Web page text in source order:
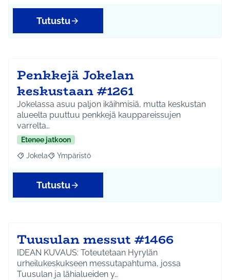
Tutustu
Penkkejä Jokelan
keskustaan #1261
Jokelassa asuu paljon ikäihmisiä, mutta keskustan
alueelta puuttuu penkkejä kauppareissujen
varrelta…
Etenee jatkoon
Rajaa tulokset aihepiirin mukaan: Jokela
Jokela Rajaa tulokset teeman mukaan: Ympäristö
Ympäristö
Tutustu
Tuusulan messut #1466
IDEAN KUVAUS: Toteutetaan Hyrylän
urheilukeskukseen messutapahtuma, jossa
Tuusulan ja lähialueiden y…